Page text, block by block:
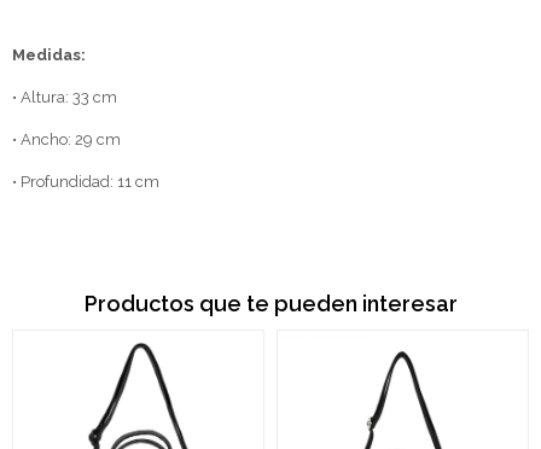
Medidas:
• Altura: 33 cm
• Ancho: 29 cm
• Profundidad: 11 cm
Productos que te pueden interesar